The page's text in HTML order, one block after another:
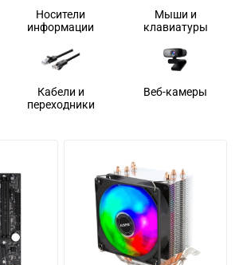
Носители
информации
Мыши и
клавиатуры
Кабели и
переходники
Веб-камеры